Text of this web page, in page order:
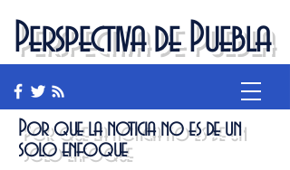
Perspectiva de Puebla
Por que la noticia no es de un
solo enfoque